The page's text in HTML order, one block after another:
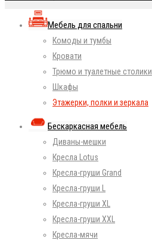
Мебель для спальни
Комоды и тумбы
Кровати
Трюмо и туалетные столики
Шкафы
Этажерки, полки и зеркала
Бескаркасная мебель
Диваны-мешки
Кресла Lotus
Кресла-груши Grand
Кресла-груши L
Кресла-груши XL
Кресла-груши XXL
Кресла-мячи